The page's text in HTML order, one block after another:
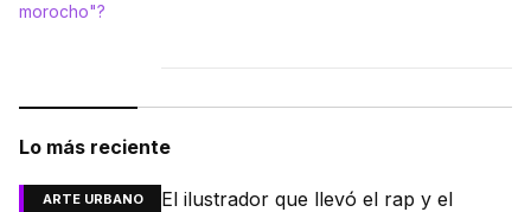
Lo más reciente
ARTE URBANO
El ilustrador que llevó el rap y el